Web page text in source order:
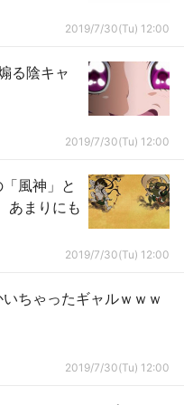
2019/7/30(Tu) 12:00
る陰キャ
2019/7/30(Tu) 12:00
風神」と
あまりにも
2019/7/30(Tu) 12:00
ちゃったギャルｗｗｗ
2019/7/30(Tu) 12:00